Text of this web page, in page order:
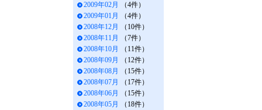
2009年02月
（4件）
2009年01月
（4件）
2008年12月
（10件）
2008年11月
（7件）
2008年10月
（11件）
2008年09月
（12件）
2008年08月
（15件）
2008年07月
（17件）
2008年06月
（15件）
2008年05月
（18件）